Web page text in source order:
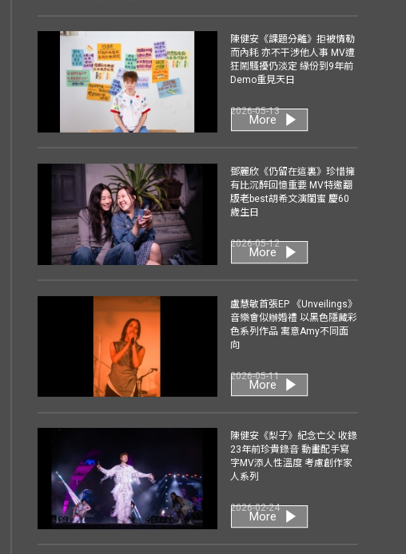
陳健安《課題分離》拒被情勒
而內耗 亦不干涉他人事 MV遭
狂鬧騷擾仍淡定 緣份到9年前
Demo重見天日
2026-05-13
More
鄧麗欣《仍留在這裏》珍惜擁
有比沉醉回憶重要 MV特邀翻
版老best胡希文演閨蜜 慶60
歲生日
2026-05-12
More
盧慧敏首張EP 《Unveilings》
音樂會似辦婚禮 以黑色隱藏彩
色系列作品 寓意Amy不同面
向
2026-05-11
More
陳健安《梨子》紀念亡父 收錄
23年前珍貴錄音 動畫配手寫
字MV添人性溫度 考慮創作家
人系列
2026-02-24
More